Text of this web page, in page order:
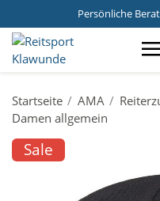
Persönliche
Startseite AMA
Damen allgemein
Sale